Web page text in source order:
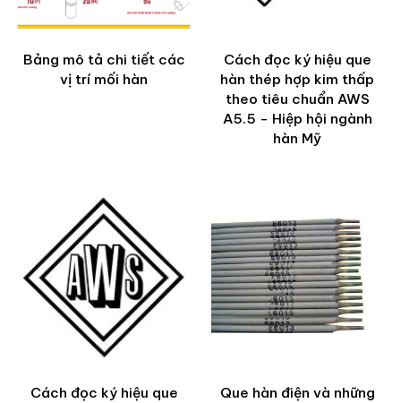
Bảng mô tả chi tiết các
vị trí mối hàn
Cách đọc ký hiệu que
hàn thép hợp kim thấp
theo tiêu chuẩn AWS
A5.5 - Hiệp hội ngành
hàn Mỹ
Cách đọc ký hiệu que
Que hàn điện và những